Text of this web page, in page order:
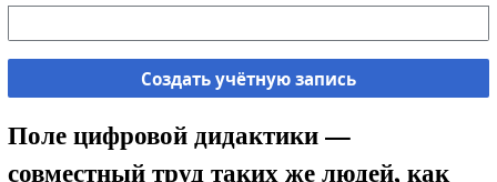
Создать учётную запись
Поле цифровой дидактики —
совместный труд таких же людей, как